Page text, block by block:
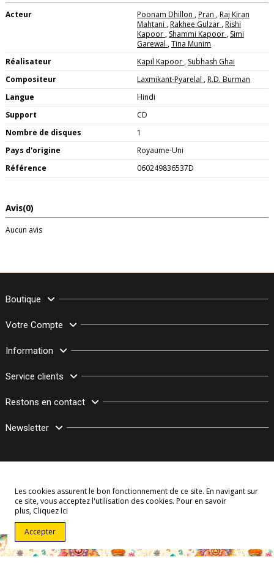
Acteur Poonam Dhillon ,Pran ,Raj Kiran
Mahtani ,Rakhee Gulzar ,Rishi
Kapoor , Shammi Kapoor , Simi
Garewal ,Tina Munim
Réalisateur
Kapil Kapoor , Subhash Ghai
Compositeur
Laxmikant-Pyarelal ,R.D. Burman
Langue
Hindi
Support
CD
Nombre de disques
1
Pays d'origine
Royaume-Uni
Référence
060249836537D
Avis(0)
Aucun avis
Boutique
Votre Compte
Information
Service clients
Restons en contact
Newsletter
© Copyright 2003–2026 Bollymarket.com - Tous Droits Réservés
Les cookies assurent le bon fonctionnement de ce site. En navigant sur
ce site, vous acceptez l'utilisation des cookies. Pour en savoir
plus, Cliquez Ici
Accepter